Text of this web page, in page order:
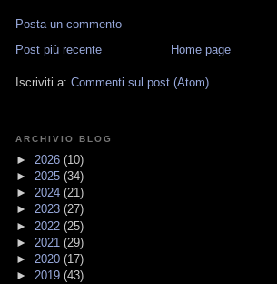
Posta un commento
Post più recente
Home page
Iscriviti a: Commenti sul post (Atom)
ARCHIVIO BLOG
► 2026 (10)
► 2025 (34)
► 2024 (21)
► 2023 (27)
► 2022 (25)
► 2021 (29)
► 2020 (17)
► 2019 (43)